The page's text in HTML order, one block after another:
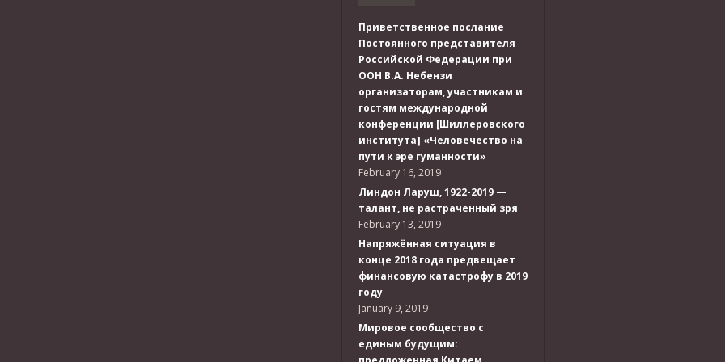
Приветственное послание
Постоянного представителя
Российской Федерации при
ООН В.А. Небензи
организаторам, участникам и
гостям международной
конференции [Шиллеровского
института] «Человечество на
пути к эре гуманности»
February 16, 2019
Линдон Ларуш, 1922-2019 —
талант, не растраченный зря
February 13, 2019
Напряжённая ситуация в
конце 2018 года предвещает
финансовую катастрофу в 2019
году
January 9, 2019
Мировое сообщество с
единым будущим: